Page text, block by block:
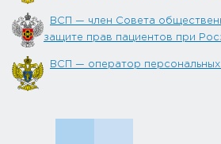
ВСП — член Совета
защите прав пациентов при
ВСП — оператор персональных